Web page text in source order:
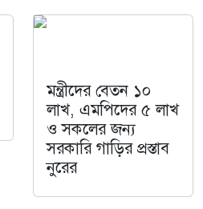
মন্ত্রীদের বেতন ১০
লাখ, এমপিদের ৫ লাখ
ও সকলের জন্য
সরকারি গাড়ির প্রস্তাব
নুরের